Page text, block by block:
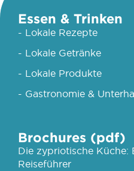
Essen & Trinken
- Lokale Rezepte
- Lokale Getränke
- Lokale Produkte
- Gastronomie &
Brochures (pdf)
Die zypriotische Küche:
Reiseführer